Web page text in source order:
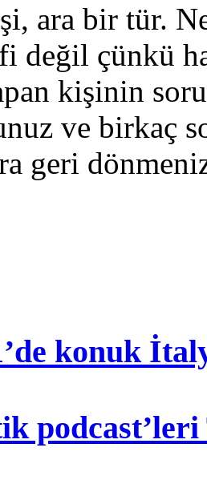
ara bir tür.
çünkü
kişinin
ve birkaç
geri
konuk
podcast’leri